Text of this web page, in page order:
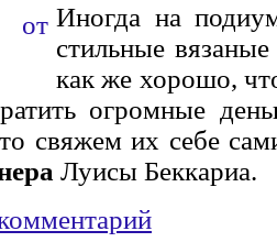
Иногда на
стильные
как же хорошо,
огромные
свяжем их себе
Луисы Беккариа.